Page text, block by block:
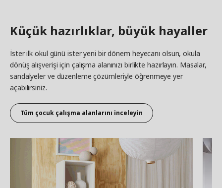
Küçük hazırlıklar, büyük hayaller
İster ilk okul günü ister yeni bir dönem heyecanı olsun, okula
dönüş alışverişi için çalışma alanınızı birlikte hazırlayın. Masalar,
sandalyeler ve düzenleme çözümleriyle öğrenmeye yer
açabilirsiniz.
Tüm çocuk çalışma alanlarını inceleyin